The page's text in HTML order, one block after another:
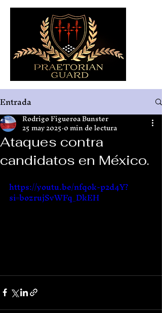
Entrada
Ataques contra
candidatos en México.
Rodrigo Figueroa Bunster
25 may 20250 min de lectura
https://youtu.be/nfqok-p2d4Y?
si=bozrujSvWFq_DkEH